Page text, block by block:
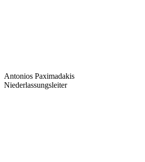
Antonios Paximadakis
Niederlassungsleiter